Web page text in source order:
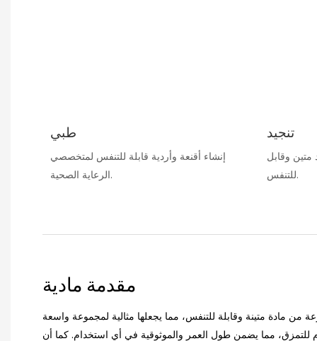
طبي
إنشاء أقنعة وأردية قابلة للتنفس لمتخصصي
الرعاية الصحية.
تنجيد
وقابل
للتنفس.
مقدمة مادية
من مادة متينة وقابلة للتنفس، مما يجعلها مثالية لمجموعة واسعة
مما يضمن طول العمر والموثوقية في أي استخدام. كما أن